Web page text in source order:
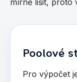
Poolové
Pro výpočet